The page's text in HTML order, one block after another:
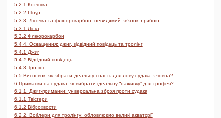
5.2.1 Котушка
5.2.2 Шнур
5.3 3. Лісочка та флюорокарбон: невидимий зв’язок з рибою
5.3.1 Ліска
5.3.2 Флюорокарбон
5.4 4. Оснащення: джиг, відвідний повідець та тролінг
5.4.1 Джиг
5.4.2 Відвідний повідець
5.4.3 Тролінг
5.5 Висновок: як зібрати ідеальну снасть для лову судака з човна?
6 Приманки на судака: як вибрати ідеальну “наживку” для трофея?
6.1 1. Джиг-приманки: універсальна зброя проти судака
6.1.1 Твістери
6.1.2 Віброхвости
6.2 2. Воблери для тролінгу: обловлюємо великі акваторії